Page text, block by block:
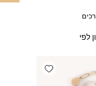
Add wishlist